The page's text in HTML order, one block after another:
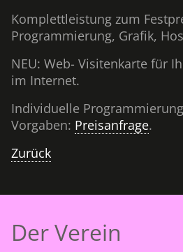
Komplettleistung zum
Programmierung, Grafik,
NEU: Web- Visitenkarte für
im Internet.
Individuelle
Vorgaben: Preisanfrage.
Zurück
Der Verein